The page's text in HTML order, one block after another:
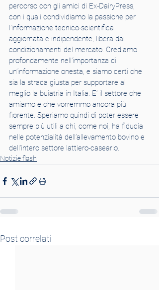
percorso con gli amici di Ex-DairyPress,
con i quali condividiamo la passione per
l’informazione tecnico-scientifica
aggiornata e indipendente, libera dai
condizionamenti del mercato. Crediamo
profondamente nell’importanza di
un’informazione onesta, e siamo certi che
sia la strada giusta per supportare al
meglio la buiatria in Italia. E’ il settore che
amiamo e che vorremmo ancora più
fiorente. Speriamo quindi di poter essere
sempre più utili a chi, come noi, ha fiducia
nelle potenzialità dell’allevamento bovino e
dell’intero settore lattiero-caseario.
Notizie flash
Post correlati